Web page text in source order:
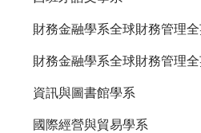
財務金融學系全球財務管理
財務金融學系全球財務管理
資訊與圖書館學系
國際經營與貿易學系